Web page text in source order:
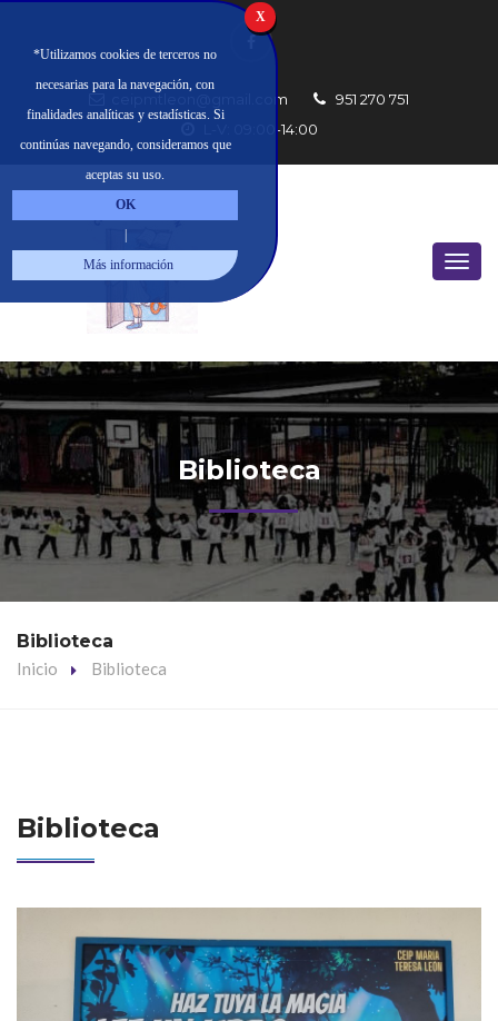
X
*Utilizamos cookies de terceros no
necesarias para la navegación, con
finalidades analíticas y estadísticas. Si
continúas navegando, consideramos que
aceptas su uso.
OK
Más información
ceipmtleon@gmail.com
951 270 751
L-V: 09:00-14:00
Biblioteca
Biblioteca
Inicio Biblioteca
Biblioteca